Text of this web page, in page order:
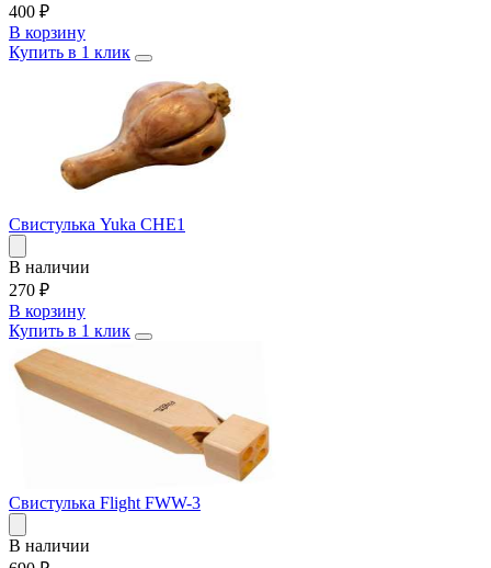
400 ₽
В корзину
Купить в 1 клик
Свистулька Yuka CHE1
В наличии
270 ₽
В корзину
Купить в 1 клик
Свистулька Flight FWW-3
В наличии